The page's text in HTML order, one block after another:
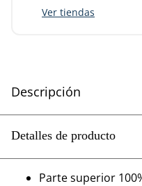
Ver tiendas
Descripción
Detalles de producto
Parte superior